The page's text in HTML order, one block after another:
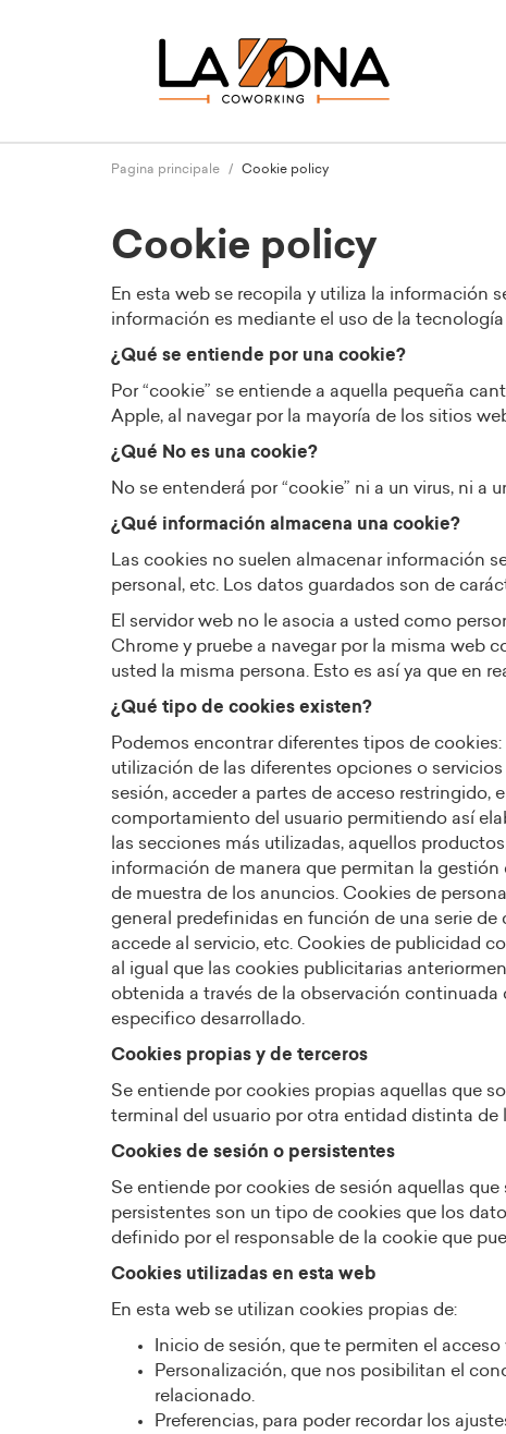
Pagina principale Cookie policy
Cookie policy
En esta web se recopila y utiliza la información
información es mediante el uso de la
¿Qué se entiende por una cookie?
Por “cookie” se entiende a aquella pequeña
Apple, al navegar por la mayoría de los sitios
¿Qué No es una cookie?
No se entenderá por “cookie” ni a un virus, ni a
¿Qué información almacena una cookie?
Las cookies no suelen almacenar información
personal, etc. Los datos guardados son de
El servidor web no le asocia a usted como
Chrome y pruebe a navegar por la misma web
usted la misma persona. Esto es así ya que en
¿Qué tipo de cookies existen?
Podemos encontrar diferentes tipos de
utilización de las diferentes opciones o
sesión, acceder a partes de acceso restringido,
comportamiento del usuario permitiendo así
las secciones más utilizadas, aquellos
información de manera que permitan la
de muestra de los anuncios. Cookies de
general predefinidas en función de una serie
accede al servicio, etc. Cookies de publicidad
al igual que las cookies publicitarias
obtenida a través de la observación
especifico desarrollado.
Cookies propias y de terceros
Se entiende por cookies propias aquellas que
terminal del usuario por otra entidad distinta de
Cookies de sesión o persistentes
Se entiende por cookies de sesión aquellas
persistentes son un tipo de cookies que los
definido por el responsable de la cookie que
Cookies utilizadas en esta web
En esta web se utilizan cookies propias de:
Inicio de sesión, que te permiten el acceso
Personalización, que nos posibilitan el
relacionado.
Preferencias, para poder recordar los